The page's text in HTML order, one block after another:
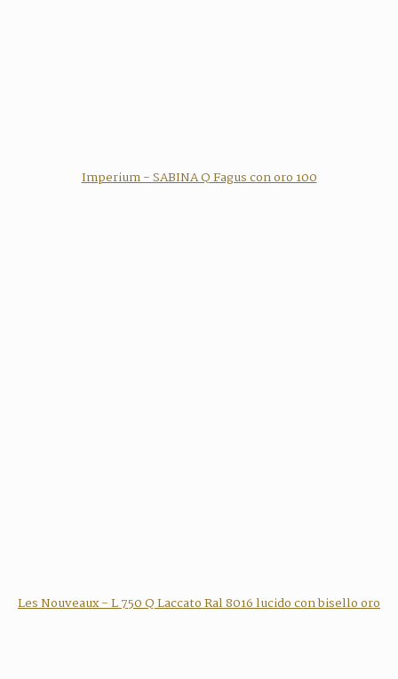
Imperium - SABINA Q Fagus con oro 100
Les Nouveaux - L 750 Q Laccato Ral 8016 lucido con bisello oro